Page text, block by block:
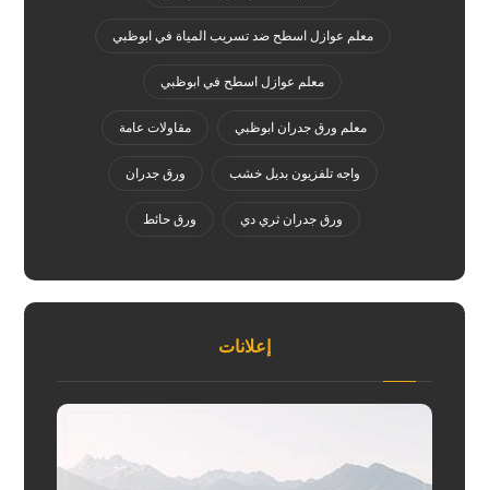
معلم عوازل اسطح ضد تسريب المياة في ابوظبي
معلم عوازل اسطح في ابوظبي
معلم ورق جدران ابوظبي مقاولات عامة
واجه تلفزيون بديل خشب ورق جدران
ورق جدران ثري دي ورق حائط
إعلانات